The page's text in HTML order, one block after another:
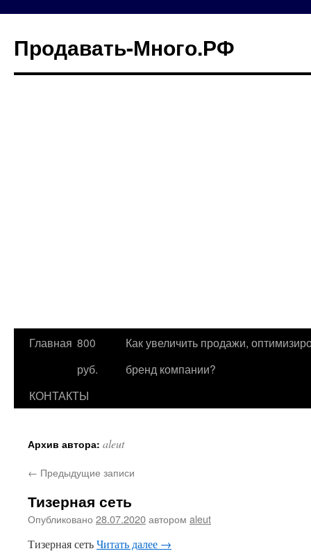
Продавать-Много.РФ
Перейти
содержимому
Главная 800
руб.
Как увеличить продажи,
бренд компании?
КОНТАКТЫ
Архив автора: aleut
← Предыдущие записи
Тизерная сеть
Опубликовано 28.07.2020автором aleut
Тизерная сетьЧитать далее →